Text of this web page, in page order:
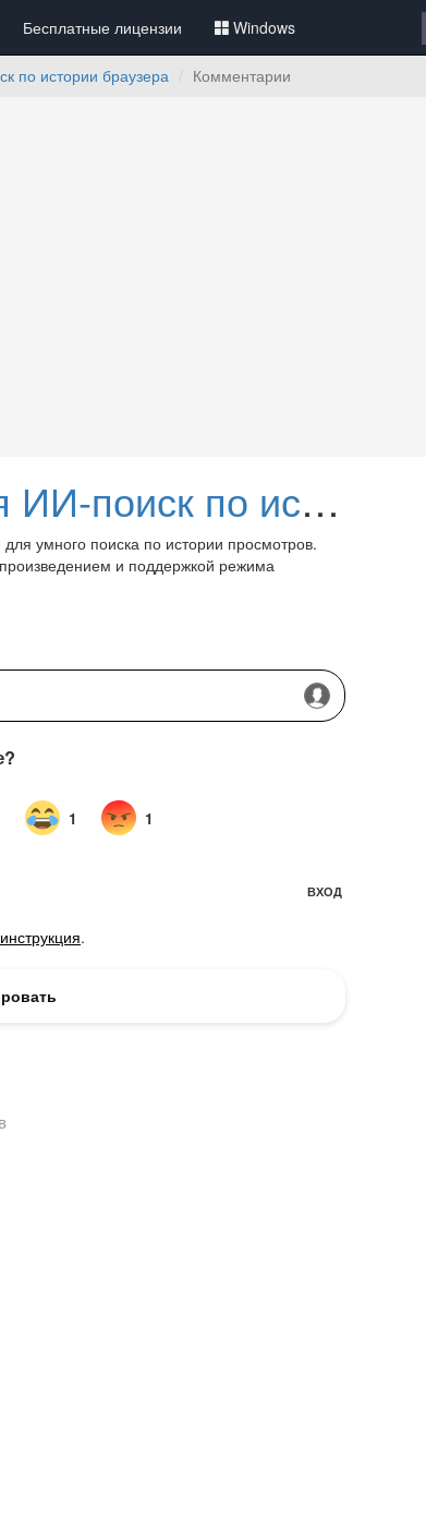
Бесплатные лицензии Windows
по истории браузера Комментарии
В Microsoft Edge появился ИИ-поиск по истории браузера
умного поиска по истории просмотров.
и поддержкой режима